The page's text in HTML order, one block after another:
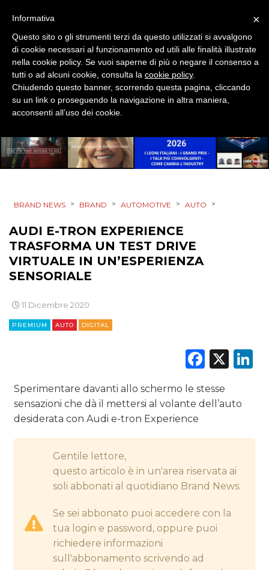
EVENTI
MOBILE
PROMOZIONI
PRODOTTI
CSR
STRATEGIE
DIGITALE
RADIO / AUDIO
DATI
BRAND NEWS > BRAND > AUTOMOTIVE > AUTO >
AUDI E-TRON EXPERIENCE
TRASFORMA UN TEST DRIVE
VIRTUALE IN UN’ESPERIENZA
SENSORIALE
11 Dicembre 2020
PREMIUM AUTO DIGITAL
X
Sperimentare davanti allo schermo le stesse
sensazioni che dà il mettersi al volante dell’auto
desiderata con Audi e-tron Experience
Gentile lettore,
questo articolo è in un'area riservata ai
soli abbonati al quotidiano Brand News.
Se sei abbonato puoi accedere con la
tua login e password, oppure puoi
richiedere informazioni
sull'abbonamento scrivendo ad
×
Informativa
Questo sito o gli strumenti terzi da questo utilizzati si avvalgono
di cookie necessari al funzionamento ed utili alle finalità illustrate
nella cookie policy. Se vuoi saperne di più o negare il consenso a
tutti o ad alcuni cookie, consulta la cookie policy.
Chiudendo questo banner, scorrendo questa pagina, cliccando
su un link o proseguendo la navigazione in altra maniera,
acconsenti all’uso dei cookie.